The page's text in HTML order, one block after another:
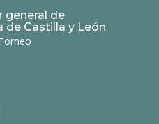
general de
de Castilla y León